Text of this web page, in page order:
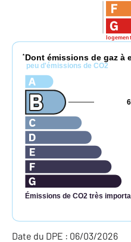
* Dont émissions de gaz à
peu d'émissions de CO2
Émissions de CO2 très
6
Date du DPE : 06/03/2026